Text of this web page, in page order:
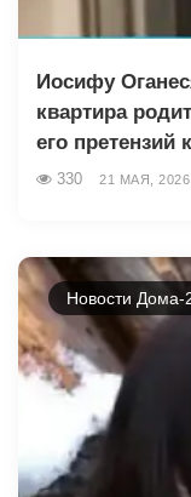
Иосифу
квартира
его претензий
330 21 МАЯ, 2026
Новости Дома-